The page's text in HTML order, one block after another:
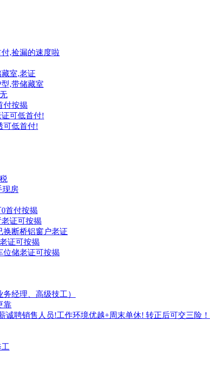
,捡漏的速度啦
室,老证
,带储藏室
付按揭
可低首付!
可低首付!
现房
首付按揭
证可按揭
换断桥铝窗户老证
证可按揭
位储老证可按揭
经理、高级技工）
靠
聘销售人员!工作环境优越+周末单休! 转正后可交三险！